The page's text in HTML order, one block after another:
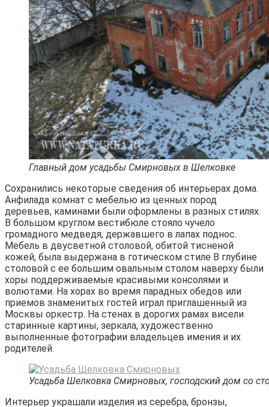
Главный дом усадьбы Смирновых в Шелковке
Сохранились некоторые сведения об интерьерах дома.
Анфилада комнат с мебелью из ценных пород
деревьев, каминами были оформлены в разных стилях.
В большом круглом вестибюле стояло чучело
громадного медведя, державшего в лапах поднос.
Мебель в двусветной столовой, обитой тисненой
кожей, была выдержана в готическом стиле В глубине
столовой с ее большим овальным столом наверху были
хоры поддерживаемые красивыми консолями и
волютами. На хорах во время парадных обедов или
приемов знаменитых гостей играл приглашенный из
Москвы оркестр. На стенах в дорогих рамах висели
старинные картины, зеркала, художественно
выполненные фотографии владельцев имения и их
родителей.
Усадьба Шелковка Смирновых, господский дом со
Интерьер украшали изделия из серебра, бронзы,